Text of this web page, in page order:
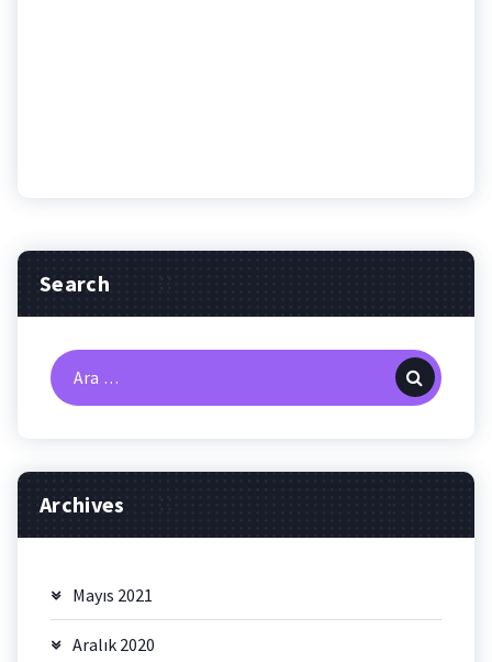
Search
Arama:
Archives
Mayıs 2021
Aralık 2020